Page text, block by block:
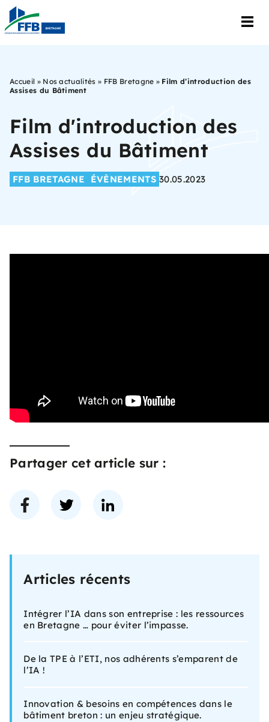
Accueil » Nos actualités » FFB Bretagne » Film d’introduction des
Assises du Bâtiment
Film d'introduction des
Assises du Bâtiment
FFB BRETAGNE ÉVÈNEMENTS 30.05.2023
Partager cet article sur :
Articles récents
Intégrer l’IA dans son entreprise : les ressources
en Bretagne … pour éviter l’impasse.
De la TPE à l’ETI, nos adhérents s’emparent de
l’IA !
Innovation & besoins en compétences dans le
bâtiment breton : un enjeu stratégique.